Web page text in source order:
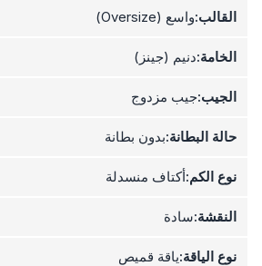
القالب:واسع (Oversize)
الخامة:دنيم (جينز)
الجيب:جيب مزدوج
حالة البطانة:بدون بطانة
نوع الكم:أكتاف منسدلة
النقشة:سادة
نوع الياقة:ياقة قميص